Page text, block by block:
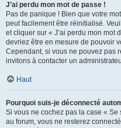
J’ai perdu mon mot de passe !
Pas de panique ! Bien que votre
peut facilement être réinitialisé.
et cliquer sur « J’ai perdu mon mot
devriez être en mesure de pouvoir
Cependant, si vous ne pouvez pas
invitons à contacter un
Haut
Pourquoi suis-je déconnecté
Si vous ne cochez pas la case «
au forum, vous ne resterez